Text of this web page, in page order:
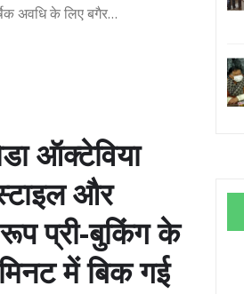
अवधि के लिए बगैर…
ऑक्टेविया
और
प्री-बुकिंग के
में बिक गई